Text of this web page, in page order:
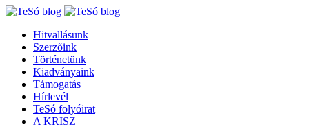
Hitvallásunk
Szerzőink
Történetünk
Kiadványaink
Támogatás
Hírlevél
TeSó folyóirat
A KRISZ